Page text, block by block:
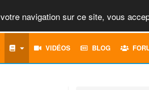
navigation sur ce site, vous
VIDÉOS BLOG